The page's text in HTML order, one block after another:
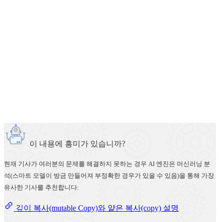
이 내용에 흥미가 있습니까?
현재 기사가 여러분의 문제를 해결하지 못하는 경우 AI 엔진은 머신러닝 분
석(스마트 모델이 방금 만들어져 부정확한 경우가 있을 수 있음)을 통해 가장
유사한 기사를 추천합니다:
깊이 복사(mutable Copy)와 얕은 복사(copy) 설명